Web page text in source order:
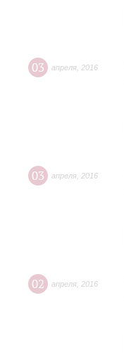
03 апреля 2016
03 апреля 2016
02 апреля 2016